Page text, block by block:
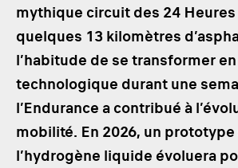
PARTENAIRES
NEWSLETTER
mythique circuit des 24
quelques 13 kilomètres
l’habitude de se transformer
technologique durant une
l’Endurance a contribué à
mobilité. En 2026, un
l’hydrogène liquide évoluera